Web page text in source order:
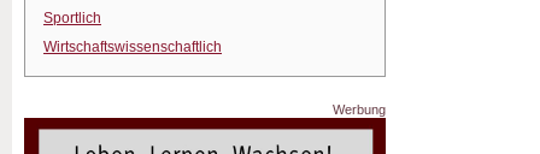
Sportlich
Wirtschaftswissenschaftlich
Werbung